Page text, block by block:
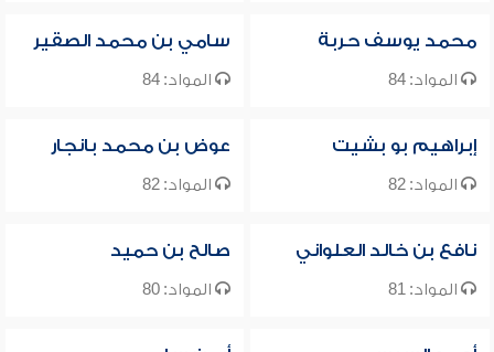
محمد يوسف حربة
المواد: 84
سامي بن محمد الصقير
المواد: 84
إبراهيم بو بشيت
المواد: 82
عوض بن محمد بانجار
المواد: 82
نافع بن خالد العلواني
المواد: 81
صالح بن حميد
المواد: 80